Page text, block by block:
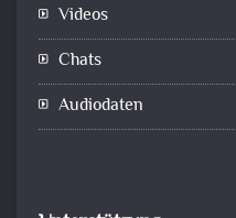
Videos
Chats
Audiodaten